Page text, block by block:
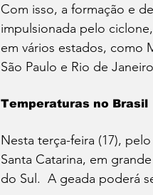
Com isso, a formação e
impulsionada pelo
em vários estados, como
São Paulo e Rio de
Temperaturas no Brasil
Nesta terça-feira (17),
Santa Catarina, em
do Sul.  A geada poderá